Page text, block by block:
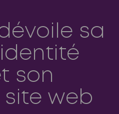
dévoile sa
son
web